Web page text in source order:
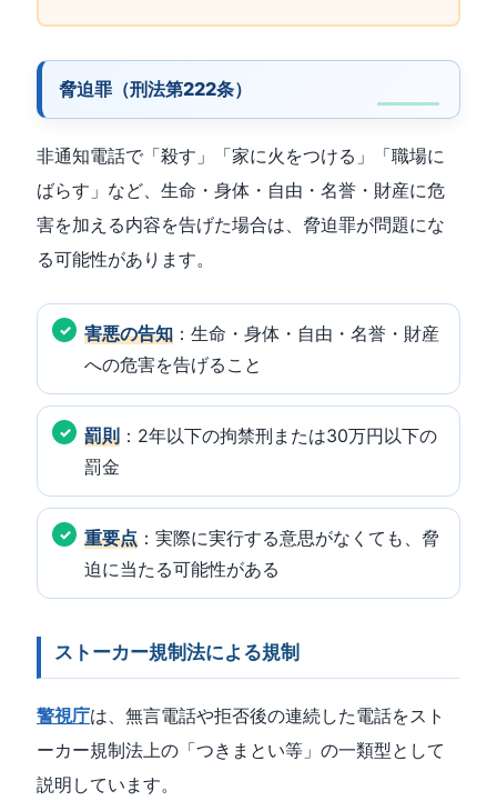
脅迫罪（刑法第222条）
非通知電話で「殺す」「家に火をつける」「職場に
ばらす」など、生命・身体・自由・名誉・財産に危
害を加える内容を告げた場合は、脅迫罪が問題にな
る可能性があります。
害悪の告知 ：生命・身体・自由・名誉・財産
への危害を告げること
罰則 ：2年以下の拘禁刑または30万円以下の
罰金
重要点 ：実際に実行する意思がなくても、脅
迫に当たる可能性がある
ストーカー規制法による規制
警視庁は、無言電話や拒否後の連続した電話をスト
ーカー規制法上の「つきまとい等」の一類型として
説明しています。